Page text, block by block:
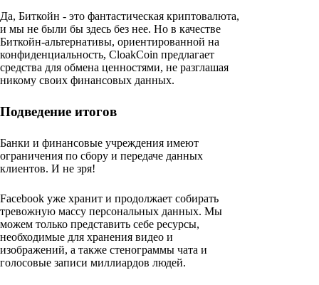
Да, Биткойн - это фантастическая криптовалюта,
и мы не были бы здесь без нее. Но в качестве
Биткойн-альтернативы, ориентированной на
конфиденциальность, CloakCoin предлагает
средства для обмена ценностями, не разглашая
никому своих финансовых данных.
Подведение итогов
Банки и финансовые учреждения имеют
ограничения по сбору и передаче данных
клиентов. И не зря!
Facebook уже хранит и продолжает собирать
тревожную массу персональных данных. Мы
можем только представить себе ресурсы,
необходимые для хранения видео и
изображений, а также стенограммы чата и
голосовые записи миллиардов людей.